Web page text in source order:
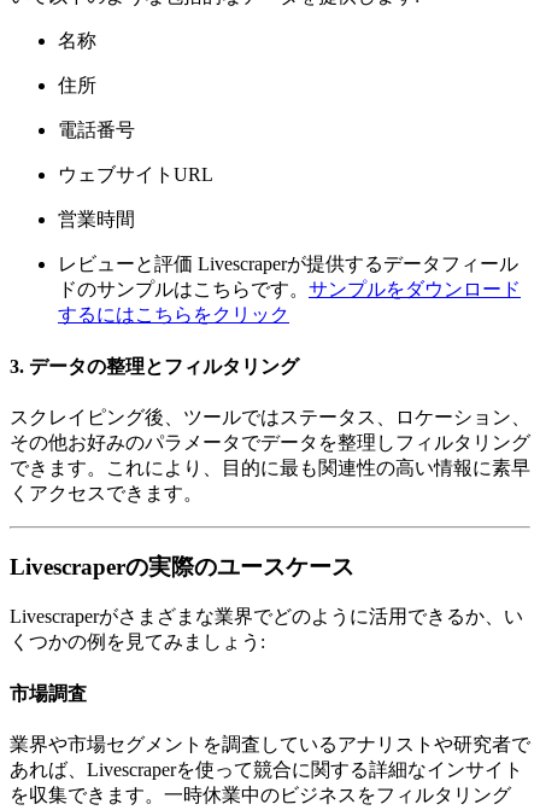
名称
住所
電話番号
ウェブサイトURL
営業時間
レビューと評価 Livescraperが提供するデータフィール
ドのサンプルはこちらです。 サンプルをダウンロード
するにはこちらをクリック
3. データの整理とフィルタリング
スクレイピング後、ツールではステータス、ロケーション、
その他お好みのパラメータでデータを整理しフィルタリング
できます。これにより、目的に最も関連性の高い情報に素早
くアクセスできます。
Livescraperの実際のユースケース
Livescraperがさまざまな業界でどのように活用できるか、い
くつかの例を見てみましょう:
市場調査
業界や市場セグメントを調査しているアナリストや研究者で
あれば、Livescraperを使って競合に関する詳細なインサイト
を収集できます。一時休業中のビジネスをフィルタリング